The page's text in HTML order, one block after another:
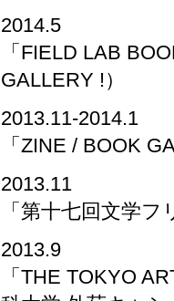
2014.5
「FIELD LAB
GALLERY !）
2013.11-2014.1
「ZINE / BOOK
2013.11
「第十七回文学
2013.9
「THE TOKYO